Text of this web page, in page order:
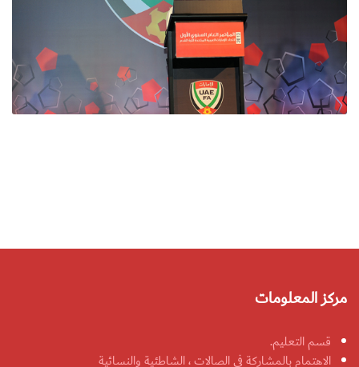
مركز المعلومات
قسم التعليم.
الاهتمام بالمشاركة في الصالات ، الشاطئية والنسائية